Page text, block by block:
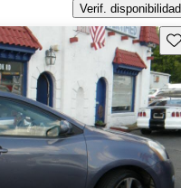
Verif. disponibilidad